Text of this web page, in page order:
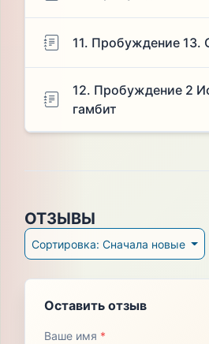
11. Пробуждение 13.
12. Пробуждение 2
гамбит
ОТЗЫВЫ
Сортировка: Сначала новые
Оставить отзыв
Ваше имя *